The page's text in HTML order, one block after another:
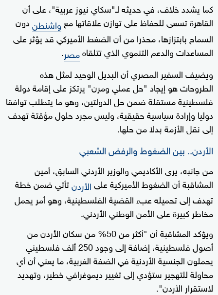
كما يشدد خلاف، في حديثه لـ"سكاي نيوز عربية"، على أن
القاهرة تسعى للحفاظ على توازن علاقاتها مع واشنطندون
السماح بابتزازها، محذرا من أن الضغط الأميركي قد يؤثر على
المساعدات والدعم التنموي الذي تتلقاهمصر.
ويضيف السفير المصري أن البديل الوحيد لمثل هذه
الطروحات هو إيجاد "حل عملي ومرن" يرتكز على إقامة دولة
فلسطينية مستقلة ضمن حل الدولتين، وهو ما يتطلب توافقا
دوليا وإرادة سياسية حقيقية، وليس مجرد حلول مؤقتة تهدف
إلى نقل الأزمة بدلا من حلها.
الأردن.. بين الضغوط والرفض الشعبي
من جانبه، يرى الأكاديمي والوزير الأردني السابق، أمين
المشاقبة أن الضغوط الأميركية علىالأردنتأتي ضمن خطة
تهدف إلى تحميله عبء القضية الفلسطينية، وهو أمر يحمل
مخاطر كبيرة على الأمن الوطني الأردني.
ويؤكد المشاقبة أن "أكثر من 50% من سكان الأردن من
أصول فلسطينية، إضافة إلى وجود 250 ألف فلسطيني
يحملون الجنسية الأردنية في الضفة الغربية، ما يعني أن أي
محاولة للتهجير ستؤدي إلى تغيير ديموغرافي خطير، وتهديد
لاستقرار الأردن".